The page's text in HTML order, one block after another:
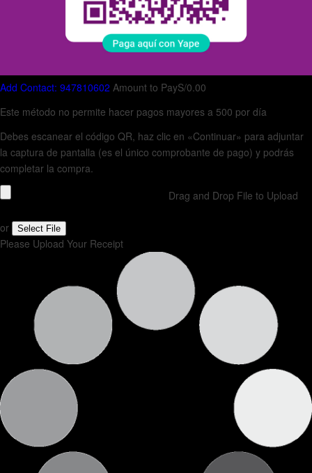
Add Contact: 947810602 Amount to PayS/0.00
Este método no permite hacer pagos mayores a 500 por día
Debes escanear el código QR, haz clic en «Continuar» para adjuntar
la captura de pantalla (es el único comprobante de pago) y podrás
completar la compra.
Drag and Drop File to Upload
or Select File
Please Upload Your Receipt